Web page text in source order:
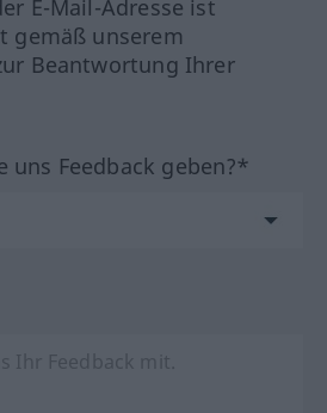
E-Mail-Adresse ist
gemäß unserem
Beantwortung Ihrer
uns Feedback geben?*